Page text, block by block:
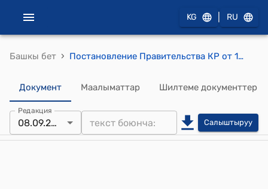
KG RU
Башкы бет › Постановление Правительства КР от 18 июля 1994 года № 514 "О Шарапове Ж."
Документ Маалыматтар Шилтеме документтер
Редакция
08.09.2023 Салыштыруу